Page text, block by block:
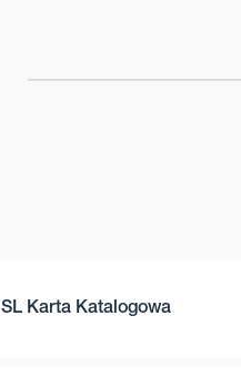
SL Karta Katalogowa